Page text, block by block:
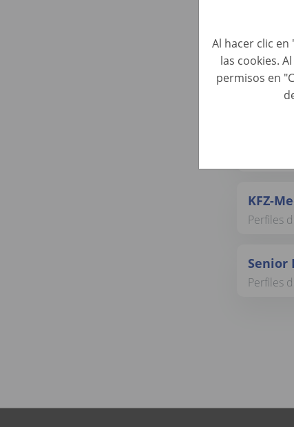
Al hacer clic
las cookies.
permisos en
Perfiles
Perfiles
KFZ-
Perfiles
Senior
Perfiles